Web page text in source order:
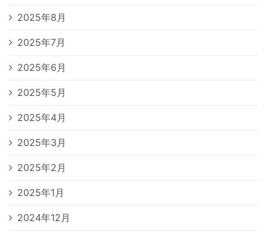
2025年8月
2025年7月
2025年6月
2025年5月
2025年4月
2025年3月
2025年2月
2025年1月
2024年12月